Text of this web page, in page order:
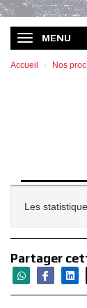
MENU
Accueil Nos
Les
Partager